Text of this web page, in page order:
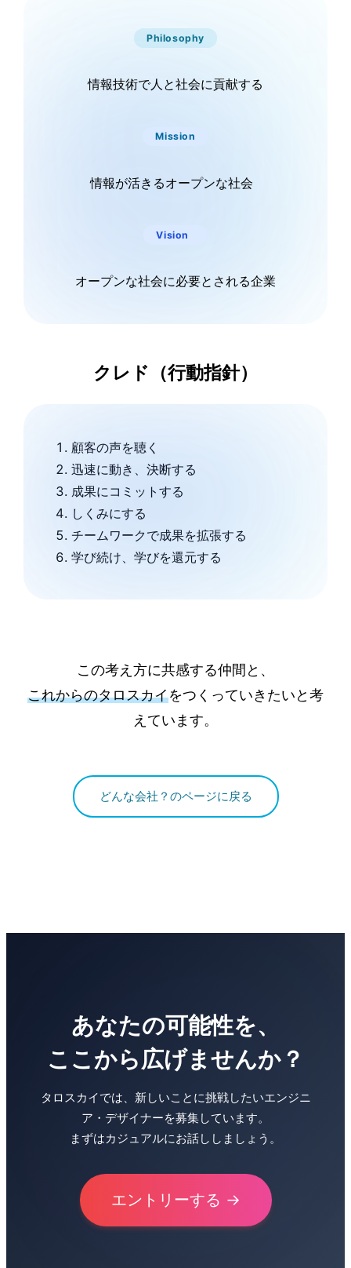
Philosophy
情報技術で人と社会に貢献する
Mission
情報が活きるオープンな社会
Vision
オープンな社会に必要とされる企業
クレド（行動指針）
顧客の声を聴く
迅速に動き、決断する
成果にコミットする
しくみにする
チームワークで成果を拡張する
学び続け、学びを還元する
この考え方に共感する仲間と、
これからのタロスカイをつくっていきたいと考
えています。
どんな会社？のページに戻る
あなたの可能性を、
ここから広げませんか？
タロスカイでは、新しいことに挑戦したいエンジニ
ア・デザイナーを募集しています。
まずはカジュアルにお話ししましょう。
エントリーする →